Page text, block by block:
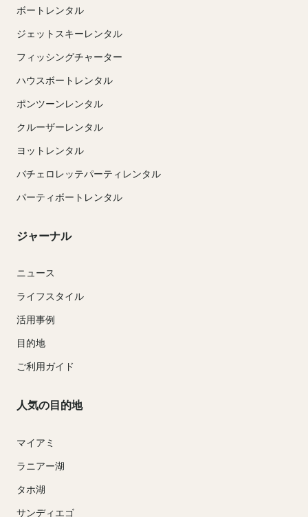
ボートレンタル
ジェットスキーレンタル
フィッシングチャーター
ハウスボートレンタル
ポンツーンレンタル
クルーザーレンタル
ヨットレンタル
バチェロレッテパーティレンタル
パーティボートレンタル
ジャーナル
ニュース
ライフスタイル
活用事例
目的地
ご利用ガイド
人気の目的地
マイアミ
ラニアー湖
タホ湖
サンディエゴ